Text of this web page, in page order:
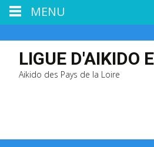
LIGUE D'AIKIDO
Aikido des Pays de la Loire
MENU